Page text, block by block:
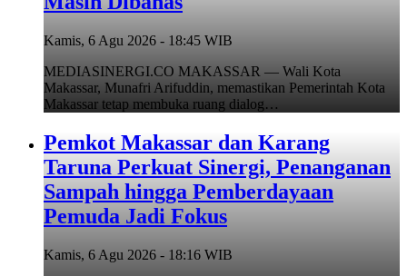
Kamis, 6 Agu 2026 - 18:45 WIB
MEDIASINERGI.CO MAKASSAR — Wali Kota
Makassar, Munafri Arifuddin, memastikan Pemerintah Kota
Makassar tetap membuka ruang dialog…
Pemkot Makassar dan Karang
Taruna Perkuat Sinergi, Penanganan
Sampah hingga Pemberdayaan
Pemuda Jadi Fokus
Kamis, 6 Agu 2026 - 18:16 WIB